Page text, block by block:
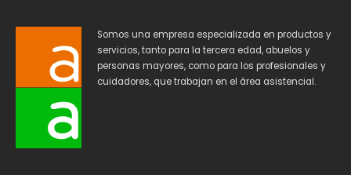
Somos una empresa especializada en productos y
servicios, tanto para la tercera edad, abuelos y
personas mayores, como para los profesionales y
cuidadores, que trabajan en el área asistencial.